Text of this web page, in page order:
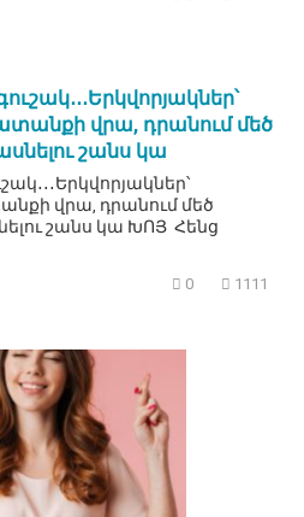
վրա, դրանում մեծ
շանս կա
վրա, դրանում մեծ
շանս կա ԽՈՅ Հենց
0 1111